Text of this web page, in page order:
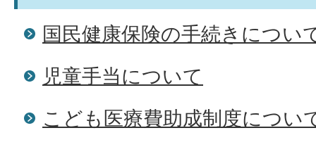
国民健康保険の手続きについ
児童手当について
こども医療費助成制度につい